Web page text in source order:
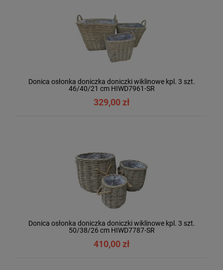
Donica osłonka doniczka doniczki wiklinowe kpl. 3 szt.
46/40/21 cm HIWD7961-SR
329,00 zł
Donica osłonka doniczka doniczki wiklinowe kpl. 3 szt.
50/38/26 cm HIWD7787-SR
410,00 zł